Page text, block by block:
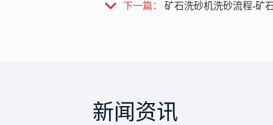
下一篇： 矿石洗砂机洗砂流程-矿
新闻资讯